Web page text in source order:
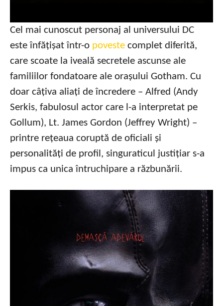
Cel mai cunoscut personaj al universului DC
este înfățișat într-o poveste complet diferită,
care scoate la iveală secretele ascunse ale
familiilor fondatoare ale orașului Gotham. Cu
doar câțiva aliați de încredere – Alfred (Andy
Serkis, fabulosul actor care l-a interpretat pe
Gollum), Lt. James Gordon (Jeffrey Wright) –
printre rețeaua coruptă de oficiali și
personalități de profil, singuraticul justițiar s-a
impus ca unica întruchipare a răzbunării.